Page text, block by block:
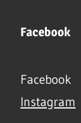
Facebook
Facebook
Instagram